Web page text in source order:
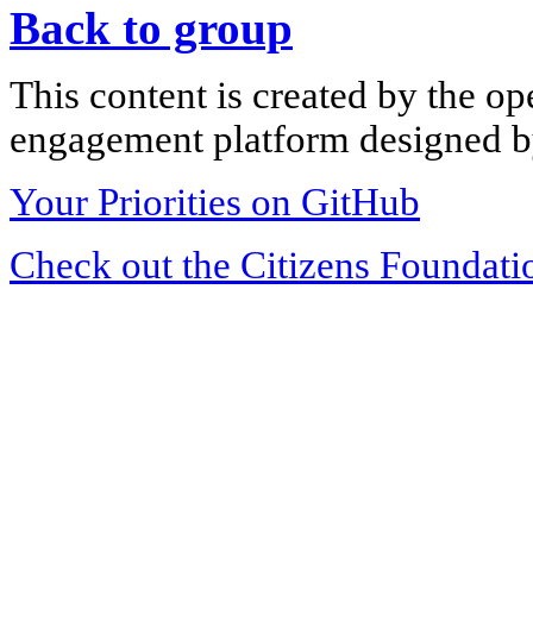
Back to group
This content is created by the
engagement platform designed
Your Priorities on GitHub
Check out the Citizens